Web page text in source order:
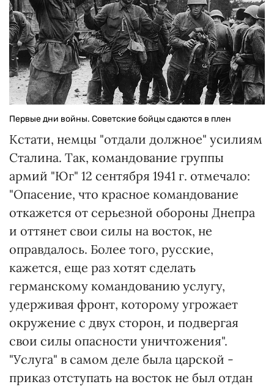
Первые дни войны. Советские бойцы сдаются в плен
Кстати, немцы "отдали должное" усилиям
Сталина. Так, командование группы
армий "Юг" 12 сентября 1941 г. отмечало:
"Опасение, что красное командование
откажется от серьезной обороны Днепра
и оттянет свои силы на восток, не
оправдалось. Более того, русские,
кажется, еще раз хотят сделать
германскому командованию услугу,
удерживая фронт, которому угрожает
окружение с двух сторон, и подвергая
свои силы опасности уничтожения".
"Услуга" в самом деле была царской -
приказ отступать на восток не был отдан